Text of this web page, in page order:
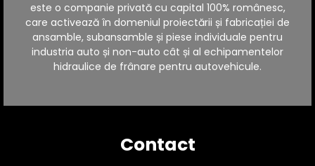
este o companie privată cu capital 100% românesc,
care activează în domeniul proiectării și fabricației de
ansamble, subansamble și piese individuale pentru
industria auto și non-auto cât și al echipamentelor
hidraulice de frânare pentru autovehicule.
Contact